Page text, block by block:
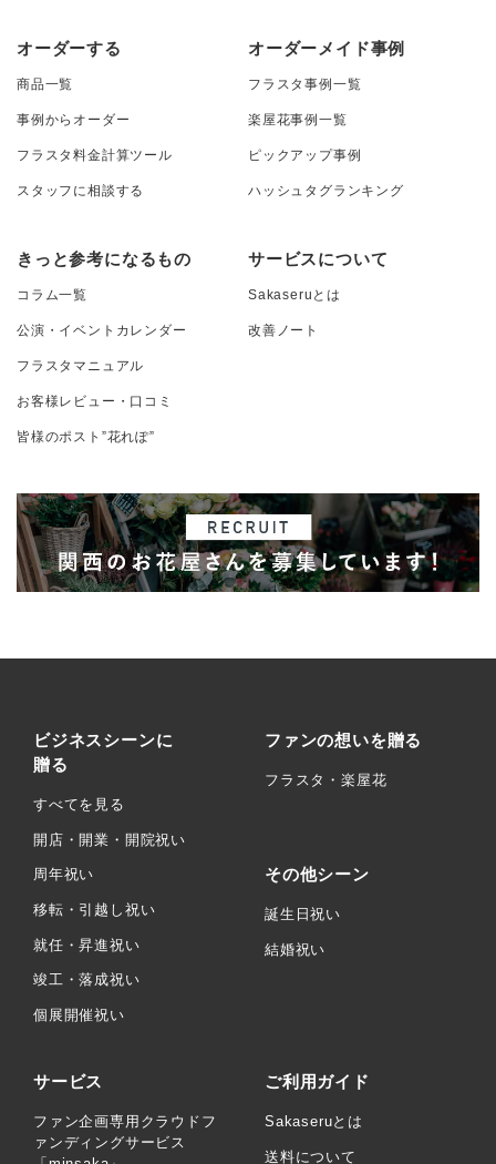
オーダーする
商品一覧
事例からオーダー
フラスタ料金計算ツール
スタッフに相談する
オーダーメイド事例
フラスタ事例一覧
楽屋花事例一覧
ピックアップ事例
ハッシュタグランキング
きっと参考になるもの
コラム一覧
公演・イベントカレンダー
フラスタマニュアル
お客様レビュー・口コミ
皆様のポスト”花れぽ”
サービスについて
Sakaseruとは
改善ノート
ビジネスシーンに
贈る
すべてを見る
開店・開業・開院祝い
周年祝い
移転・引越し祝い
就任・昇進祝い
竣工・落成祝い
個展開催祝い
ファンの想いを贈る
フラスタ・楽屋花
その他シーン
誕生日祝い
結婚祝い
サービス
ファン企画専用クラウドフ
ァンディングサービス
ご利用ガイド
Sakaseruとは
送料について